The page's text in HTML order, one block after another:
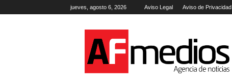
jueves, agosto 6, 2026 Aviso Legal Aviso de Privacidad
Agencia
de
Noticias